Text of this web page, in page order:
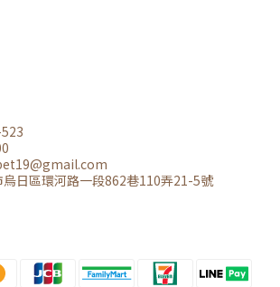
m
烏日區環河路一段862巷110弄21-5號